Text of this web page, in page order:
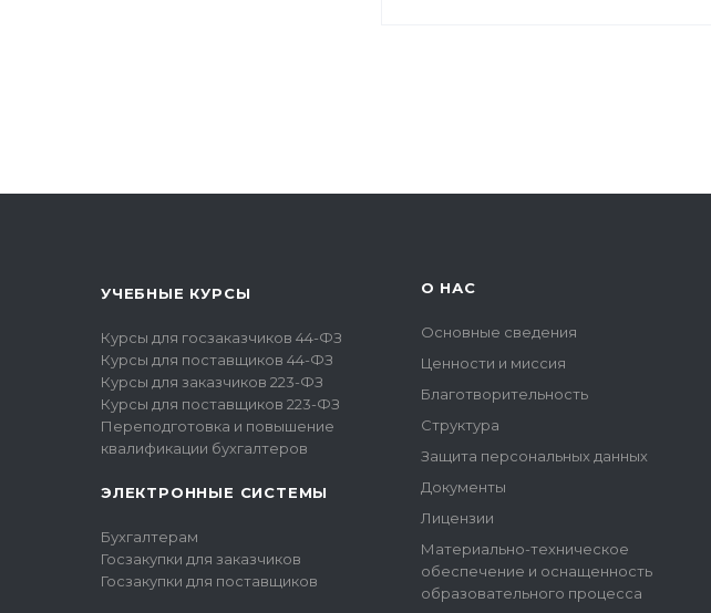
УЧЕБНЫЕ КУРСЫ
Курсы для госзаказчиков 44-ФЗ
Курсы для поставщиков 44-ФЗ
Курсы для заказчиков 223-ФЗ
Курсы для поставщиков 223-ФЗ
Переподготовка и повышение
квалификации бухгалтеров
ЭЛЕКТРОННЫЕ СИСТЕМЫ
Бухгалтерам
Госзакупки для заказчиков
Госзакупки для поставщиков
О НАС
Основные сведения
Ценности и миссия
Благотворительность
Структура
Защита персональных данных
Документы
Лицензии
Материально-техническое
обеспечение и оснащенность
образовательного процесса